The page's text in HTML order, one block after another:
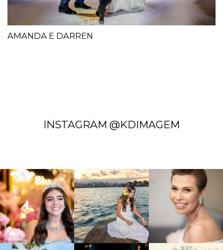
AMANDA E DARREN
INSTAGRAM @KDIMAGEM